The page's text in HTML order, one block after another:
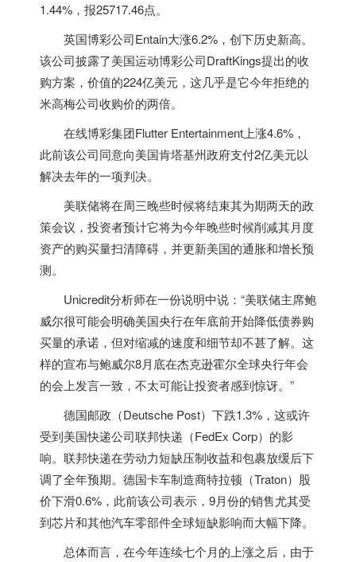
1.44%，报25717.46点。
英国博彩公司Entain大涨6.2%，创下历史新高。
该公司披露了美国运动博彩公司DraftKings提出的收
购方案，价值的224亿美元，这几乎是它今年拒绝的
米高梅公司收购价的两倍。
在线博彩集团Flutter Entertainment上涨4.6%，
此前该公司同意向美国肯塔基州政府支付2亿美元以
解决去年的一项判决。
美联储将在周三晚些时候将结束其为期两天的政
策会议，投资者预计它将为今年晚些时候削减其月度
资产的购买量扫清障碍，并更新美国的通胀和增长预
测。
Unicredit分析师在一份说明中说：“美联储主席鲍
威尔很可能会明确美国央行在年底前开始降低债券购
买量的承诺，但对缩减的速度和细节却不甚了解。这
样的宣布与鲍威尔8月底在杰克逊霍尔全球央行年会
的会上发言一致，不太可能让投资者感到惊讶。”
德国邮政（Deutsche Post）下跌1.3%，这或许
受到美国快递公司联邦快递（FedEx Corp）的影
响。联邦快递在劳动力短缺压制收益和包裹放缓后下
调了全年预期。德国卡车制造商特拉顿（Traton）股
价下滑0.6%，此前该公司表示，9月份的销售尤其受
到芯片和其他汽车零部件全球短缺影响而大幅下降。
总体而言，在今年连续七个月的上涨之后，由于